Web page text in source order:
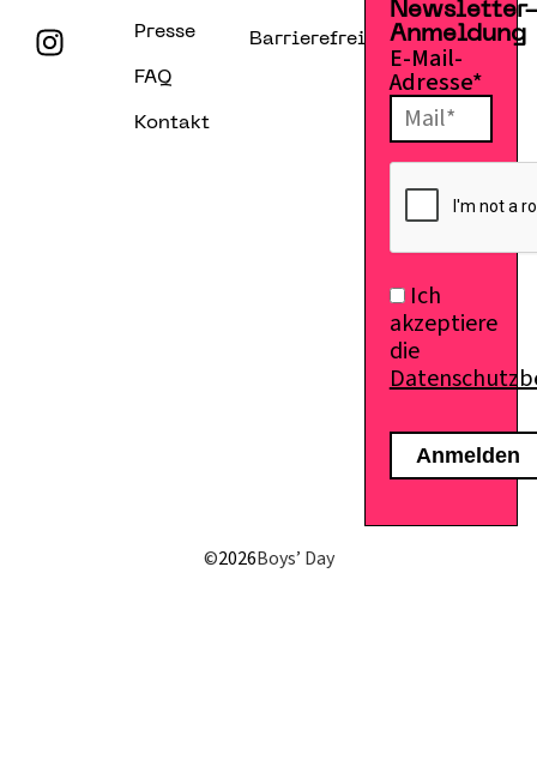
Presse
FAQ
Kontakt
Barrierefreiheitserklärung
Anmeldung
E-Mail-
Adresse*
Ich
akzeptiere
die
©2026Boys’ Day